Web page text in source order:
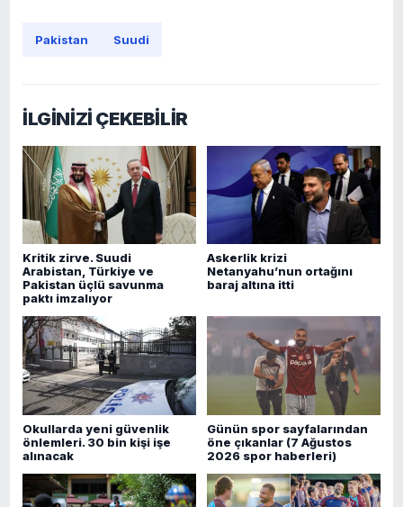
Pakistan Suudi
İLGİNİZİ ÇEKEBİLİR
Kritik zirve. Suudi
Arabistan, Türkiye ve
Pakistan üçlü savunma
paktı imzalıyor
Askerlik krizi
Netanyahu’nun ortağını
baraj altına itti
Okullarda yeni güvenlik
önlemleri. 30 bin kişi işe
alınacak
Günün spor sayfalarından
öne çıkanlar (7 Ağustos
2026 spor haberleri)